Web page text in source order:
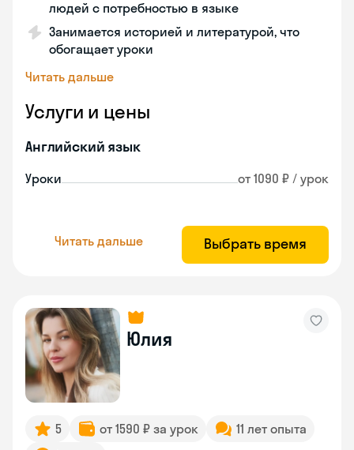
людей с потребностью в языке
Занимается историей и литературой, что
обогащает уроки
Читать дальше
Услуги и цены
Английский язык
Уроки от 1090 ₽ / урок
Читать дальше Выбрать время
Юлия
5 от 1590 ₽ за урок
11 лет опыта